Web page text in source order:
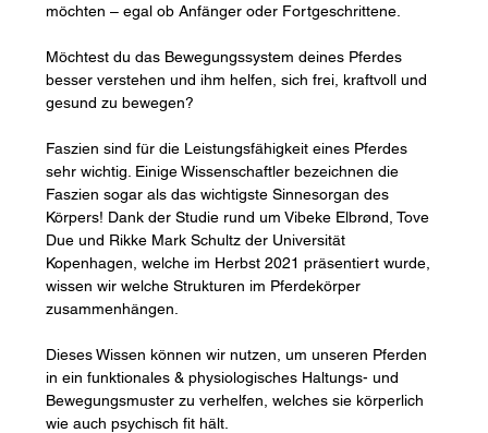
möchten – egal ob Anfänger oder Fortgeschrittene.
Möchtest du das Bewegungssystem deines Pferdes
besser verstehen und ihm helfen, sich frei, kraftvoll und
gesund zu bewegen?
Faszien sind für die Leistungsfähigkeit eines Pferdes
sehr wichtig. Einige Wissenschaftler bezeichnen die
Faszien sogar als das wichtigste Sinnesorgan des
Körpers! Dank der Studie rund um Vibeke Elbrønd, Tove
Due und Rikke Mark Schultz der Universität
Kopenhagen, welche im Herbst 2021 präsentiert wurde,
wissen wir welche Strukturen im Pferdekörper
zusammenhängen.
Dieses Wissen können wir nutzen, um unseren Pferden
in ein funktionales & physiologisches Haltungs- und
Bewegungsmuster zu verhelfen, welches sie körperlich
wie auch psychisch fit hält.